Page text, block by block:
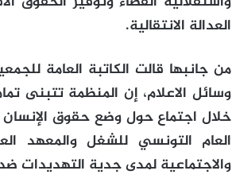
العدالة الانتقالية.
من جانبها قالت الكاتبة العامة
وسائل الاعلام، إن المنظمة تتبنى
خلال اجتماع حول وضع حقوق
العام التونسي للشغل والمعهد
والاجتماعية لمدى جدية التهديدات ضد